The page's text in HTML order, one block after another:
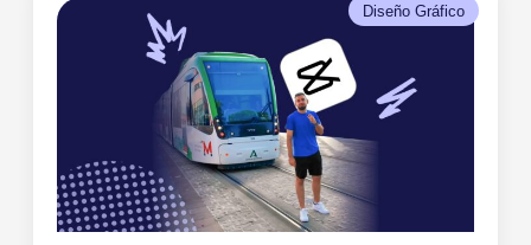
Diseño Gráfico